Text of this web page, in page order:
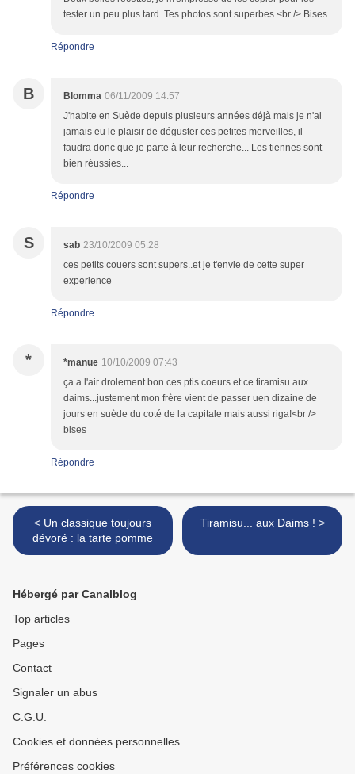
tester un peu plus tard. Tes photos sont superbes.<br /> Bises
Répondre
B Blomma 06/11/2009 14:57
J'habite en Suède depuis plusieurs années déjà mais je n'ai
jamais eu le plaisir de déguster ces petites merveilles, il
faudra donc que je parte à leur recherche... Les tiennes sont
bien réussies...
Répondre
S sab 23/10/2009 05:28
ces petits couers sont supers..et je t'envie de cette super
experience
Répondre
* *manue 10/10/2009 07:43
ça a l'air drolement bon ces ptis coeurs et ce tiramisu aux
daims...justement mon frère vient de passer uen dizaine de
jours en suède du coté de la capitale mais aussi riga!<br />
bises
Répondre
< Un classique toujours
dévoré : la tarte pomme
Tiramisu... aux Daims ! >
Hébergé par Canalblog
Top articles
Pages
Contact
Signaler un abus
C.G.U.
Cookies et données personnelles
Préférences cookies